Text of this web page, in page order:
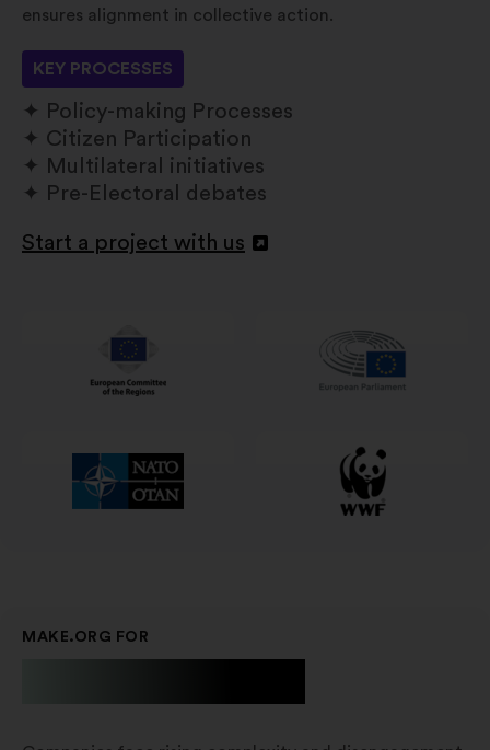
ensures alignment in collective action.
KEY PROCESSES
Policy-making Processes
Citizen Participation
Multilateral initiatives
Pre-Electoral debates
Start a project with us
Abrir
MAKE.ORG FOR